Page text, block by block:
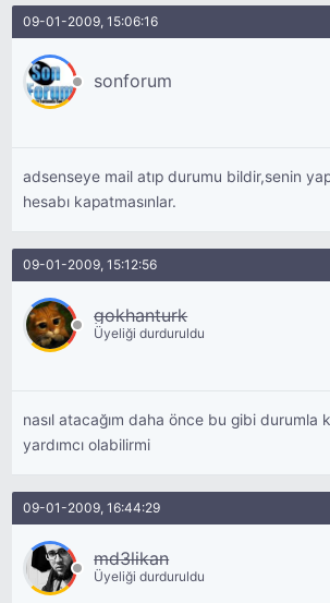
09-01-2009, 15:06:16
sonforum
adsenseye mail atıp durumu bildir,senin
hesabı kapatmasınlar.
09-01-2009, 15:12:56
gokhanturk
Üyeliği durduruldu
nasıl atacağım daha önce bu gibi durumla
yardımcı olabilirmi
09-01-2009, 16:44:29
md3likan
Üyeliği durduruldu